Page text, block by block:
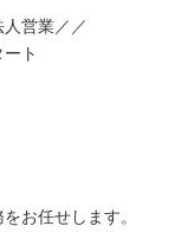
営業／／
ト
お任せします。